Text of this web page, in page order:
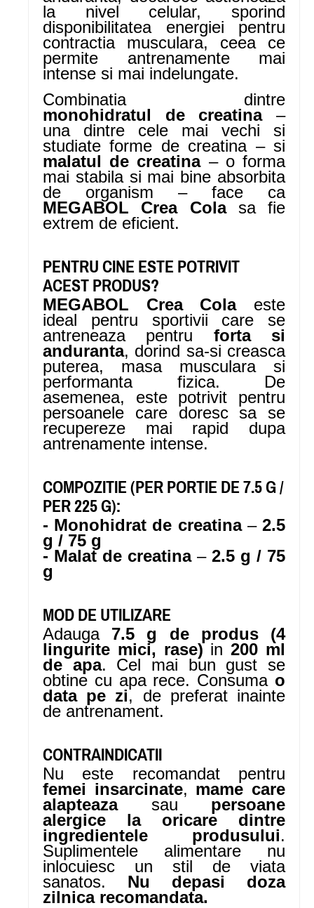
la nivel celular, sporind
disponibilitatea energiei pentru
contractia musculara, ceea ce
permite antrenamente mai
intense si mai indelungate.
Combinatia dintre
monohidratul de creatina–
una dintre cele mai vechi si
studiate forme de creatina – si
malatul de creatina– o forma
mai stabila si mai bine absorbita
de organism – face ca
MEGABOL Crea Colasa fie
extrem de eficient.
PENTRU CINE ESTE POTRIVIT
ACEST PRODUS?
MEGABOL Crea Colaeste
ideal pentru sportivii care se
antreneaza pentru forta si
anduranta, dorind sa-si creasca
puterea, masa musculara si
performanta fizica. De
asemenea, este potrivit pentru
persoanele care doresc sa se
recupereze mai rapid dupa
antrenamente intense.
COMPOZITIE (PER PORTIE DE 7.5 G /
PER 225 G):
- Monohidrat de creatina–2.5
g / 75 g
- Malat de creatina– 2.5 g / 75
g
MOD DE UTILIZARE
Adauga 7.5 g de produs (4
lingurite mici, rase)in200 ml
de apa. Cel mai bun gust se
obtine cu apa rece. Consuma o
data pe zi, de preferat inainte
de antrenament.
CONTRAINDICATII
Nu este recomandat pentru
femei insarcinate, mame care
alapteazasau persoane
alergice la oricare dintre
ingredientele produsului.
Suplimentele alimentare nu
inlocuiesc un stil de viata
sanatos. Nu depasi doza
zilnica recomandata.